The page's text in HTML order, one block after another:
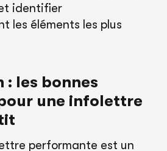
identifier
les éléments les plus
: les bonnes
une infolettre
performante est un